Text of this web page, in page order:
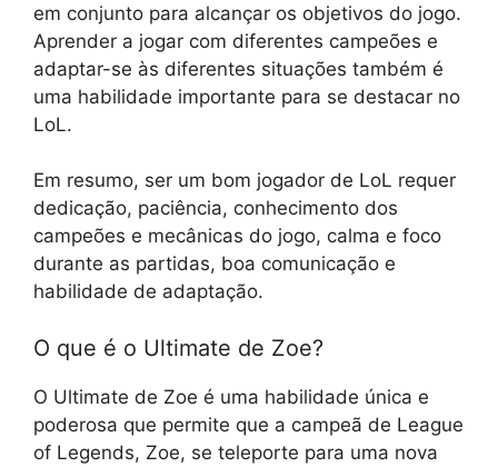
em conjunto para alcançar os objetivos do jogo.
Aprender a jogar com diferentes campeões e
adaptar-se às diferentes situações também é
uma habilidade importante para se destacar no
LoL.
Em resumo, ser um bom jogador de LoL requer
dedicação, paciência, conhecimento dos
campeões e mecânicas do jogo, calma e foco
durante as partidas, boa comunicação e
habilidade de adaptação.
O que é o Ultimate de Zoe?
O Ultimate de Zoe é uma habilidade única e
poderosa que permite que a campeã de League
of Legends, Zoe, se teleporte para uma nova